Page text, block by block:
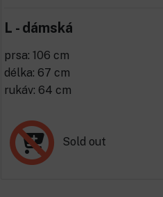
L - dámská
prsa: 106 cm
délka: 67 cm
rukáv: 64 cm
Sold out